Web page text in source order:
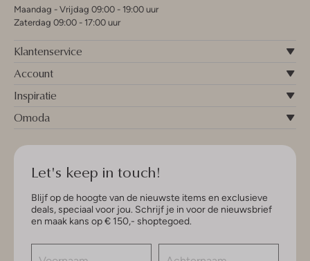
Maandag - Vrijdag 09:00 - 19:00 uur
Zaterdag 09:00 - 17:00 uur
Klantenservice
Account
Inspiratie
Omoda
Let's keep in touch!
Blijf op de hoogte van de nieuwste items en exclusieve
deals, speciaal voor jou. Schrijf je in voor de nieuwsbrief
en maak kans op € 150,- shoptegoed.